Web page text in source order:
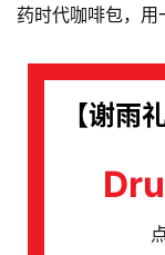
药时代咖啡包，用
【谢雨